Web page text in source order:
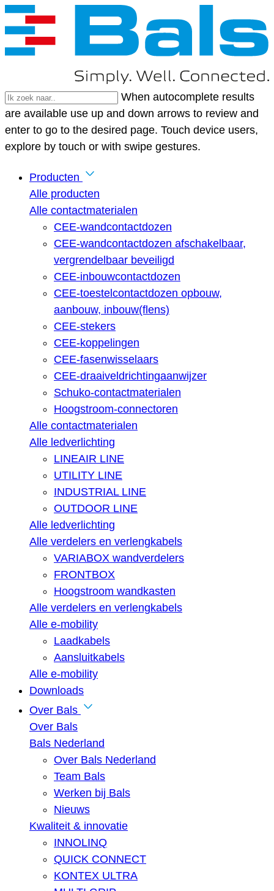
When autocomplete results
are available use up and down arrows to review and
enter to go to the desired page. Touch device users,
explore by touch or with swipe gestures.
Producten
Alle producten
Alle contactmaterialen
CEE-wandcontactdozen
CEE-wandcontactdozen afschakelbaar,
vergrendelbaar beveiligd
CEE-inbouwcontactdozen
CEE-toestelcontactdozen opbouw,
aanbouw, inbouw(flens)
CEE-stekers
CEE-koppelingen
CEE-fasenwisselaars
CEE-draaiveldrichtingaanwijzer
Schuko-contactmaterialen
Hoogstroom-connectoren
Alle contactmaterialen
Alle ledverlichting
LINEAIR LINE
UTILITY LINE
INDUSTRIAL LINE
OUTDOOR LINE
Alle ledverlichting
Alle verdelers en verlengkabels
VARIABOX wandverdelers
FRONTBOX
Hoogstroom wandkasten
Alle verdelers en verlengkabels
Alle e-mobility
Laadkabels
Aansluitkabels
Alle e-mobility
Downloads
Over Bals
Over Bals
Bals Nederland
Over Bals Nederland
Team Bals
Werken bij Bals
Nieuws
Kwaliteit & innovatie
INNOLINQ
QUICK CONNECT
KONTEX ULTRA